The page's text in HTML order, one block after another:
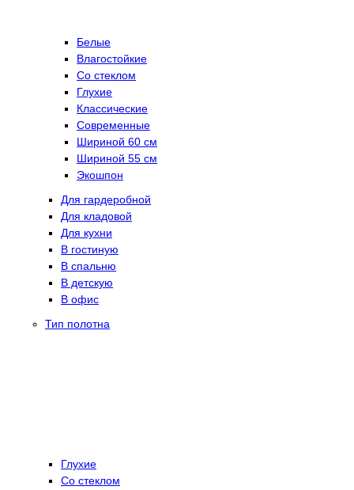
Белые
Влагостойкие
Со стеклом
Глухие
Классические
Современные
Шириной 60 см
Шириной 55 см
Экошпон
Для гардеробной
Для кладовой
Для кухни
В гостиную
В спальню
В детскую
В офис
Тип полотна
Глухие
Со стеклом